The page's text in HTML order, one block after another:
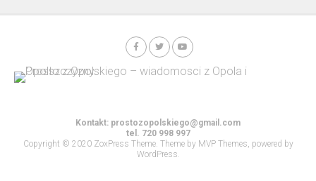
Kontakt: prostozopolskiego@gmail.com
tel. 720 998 997
Copyright © 2020 ZoxPress Theme. Theme by MVP Themes, powered by
WordPress.